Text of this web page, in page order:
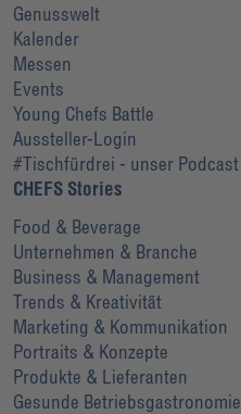
Genusswelt
Kalender
Messen
Events
Young Chefs Battle
Aussteller-Login
#Tischfürdrei - unser Podcast
CHEFS Stories
Food & Beverage
Unternehmen & Branche
Business & Management
Trends & Kreativität
Marketing & Kommunikation
Portraits & Konzepte
Produkte & Lieferanten
Gesunde Betriebsgastronomie